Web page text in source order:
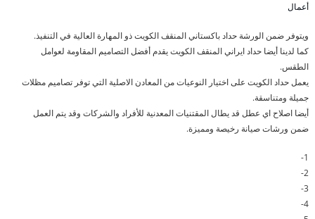
أعمال
ويتوفر ضمن الورشة حداد باكستاني المنقف الكويت ذو المهارة العالية في التنفيذ.
كما لدينا أيضا حداد ايراني المنقف الكويت يقدم أفضل التصاميم المقاومة لعوامل
الطقس.
يعمل حداد الكويت على اختيار النوعيات من المعادن الاصلية التي توفر تصاميم مظلات
جميلة ومتناسقة.
أيضا اصلاح اي عطل قد يطال المقتنيات المعدنية للأفراد والشركات وقد يتم العمل
ضمن ورشات صيانة رخيصة ومميزة.
1-
2-
3-
4-